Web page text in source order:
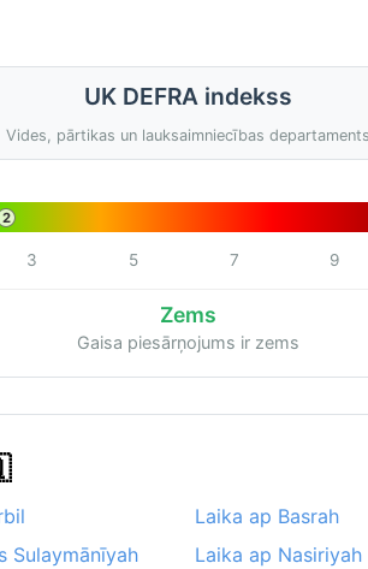
UK DEFRA indekss
Vides, pārtikas un lauksaimniecības
2
3 5 7 9
Zems
Gaisa piesārņojums ir zems
Laika ap Basrah
Sulaymānīyah
Laika ap Nasiriyah